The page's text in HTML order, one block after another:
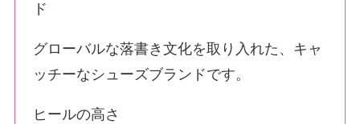
ド
グローバルな落書き文化を取り入れた、キャ
ッチーなシューズブランドです。
ヒールの高さ